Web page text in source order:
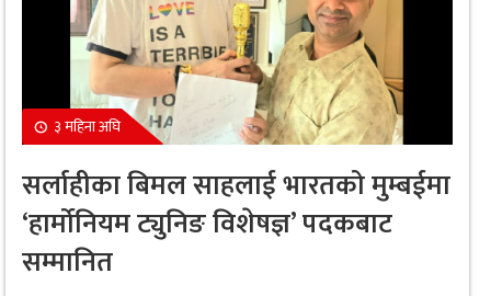
३ महिना अघि
सर्लाहीका बिमल साहलाई भारतको मुम्बईमा
‘हार्मोनियम ट्युनिङ विशेषज्ञ’ पदकबाट
सम्मानित